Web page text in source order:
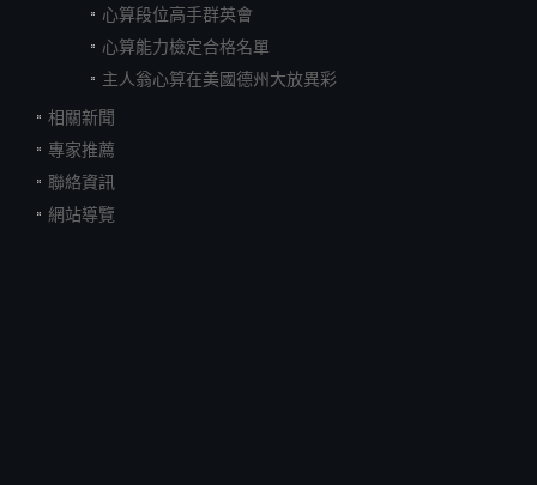
心算段位高手群英會
心算能力檢定合格名單
主人翁心算在美國德州大放異彩
相關新聞
專家推薦
聯絡資訊
網站導覽